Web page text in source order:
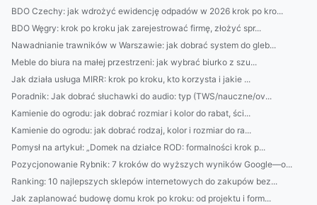
BDO Czechy: jak wdrożyć ewidencję odpadów w 2026 krok po kro...
BDO Węgry: krok po kroku jak zarejestrować firmę, złożyć spr...
Nawadnianie trawników w Warszawie: jak dobrać system do gleb...
Meble do biura na małej przestrzeni: jak wybrać biurko z szu...
Jak działa usługa MIRR: krok po kroku, kto korzysta i jakie ...
Poradnik: Jak dobrać słuchawki do audio: typ (TWS/nauczne/ov...
Kamienie do ogrodu: jak dobrać rozmiar i kolor do rabat, ści...
Kamienie do ogrodu: jak dobrać rodzaj, kolor i rozmiar do ra...
Pomysł na artykuł: „Domek na działce ROD: formalności krok p...
Pozycjonowanie Rybnik: 7 kroków do wyższych wyników Google—o...
Ranking: 10 najlepszych sklepów internetowych do zakupów bez...
Jak zaplanować budowę domu krok po kroku: od projektu i form...